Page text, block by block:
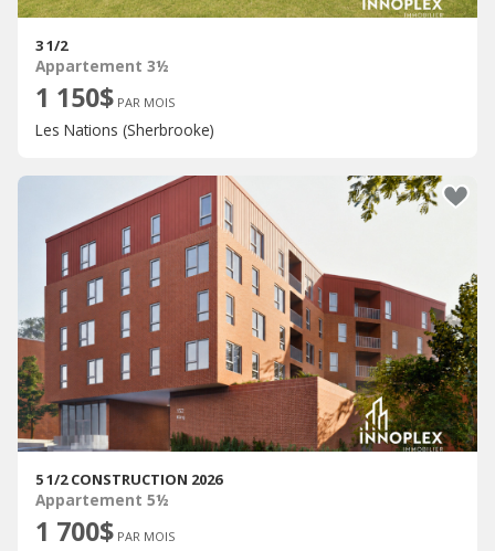
3 1/2
Appartement 3½
1 150$ PAR MOIS
Les Nations (Sherbrooke)
5 1/2 CONSTRUCTION 2026
Appartement 5½
1 700$ PAR MOIS